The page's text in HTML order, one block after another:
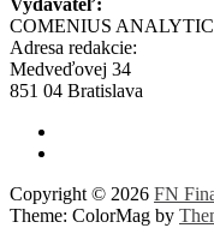
Vydavateľ:
COMENIUS
Adresa redakcie:
Medveďovej 34
851 04 Bratislava
Copyright © 2026 FN
Theme: ColorMag by